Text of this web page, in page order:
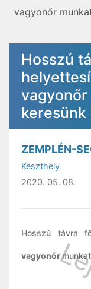
vagyonőr
Hosszú
keresünk
ZEMPLÉN-
Keszthely
2020. 05. 08.
Hosszú távra
vagyonőr